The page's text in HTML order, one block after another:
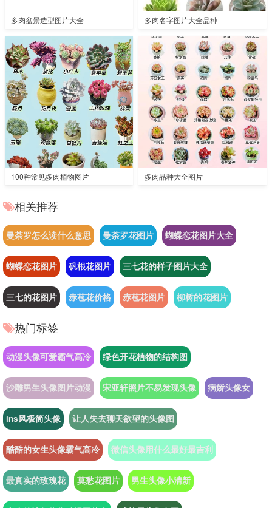
多肉盆景造型图片大全 多肉名字图片大全品种
100种常见多肉植物图片 多肉品种大全图片
相关推荐
曼荼罗怎么读什么意思 曼荼罗花图片 蝴蝶恋花图片大全
蝴蝶恋花图片 矾根花图片 三七花的样子图片大全
三七的花图片 赤苞花价格 赤苞花图片 柳树的花图片
热门标签
动漫头像可爱霸气高冷 绿色开花植物的结构图
沙雕男生头像图片动漫 宋亚轩照片不易发现头像 病娇头像女
ins风极简头像 让人失去聊天欲望的头像图
酷酷的女生头像霸气高冷 微信头像用什么最好最吉利
最真实的玫瑰花 莫愁花图片 男生头像小清新